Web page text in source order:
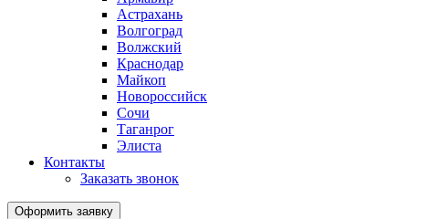
Астрахань
Волгоград
Волжский
Краснодар
Майкоп
Новороссийск
Сочи
Таганрог
Элиста
Контакты
Заказать звонок
Оформить заявку